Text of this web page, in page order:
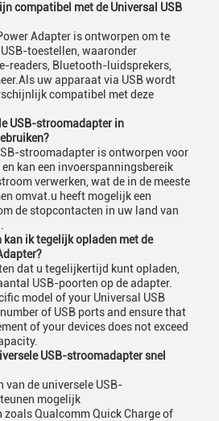
compatibel met de Universal USB
Adapter is ontworpen om te
toestellen, waaronder
readers, Bluetooth-luidsprekers,
uw apparaat via USB wordt
compatibel met deze
USB-stroomadapter in
stroomadapter is ontworpen voor
kan een invoerspanningsbereik
verwerken, wat de in de meeste
omvat.u heeft mogelijk een
de stopcontacten in uw land van
kan ik tegelijk opladen met de
dat u tegelijkertijd kunt opladen,
USB-poorten op de adapter.
model of your Universal USB
of USB ports and ensure that
of your devices does not exceed
USB-stroomadapter snel
van de universele USB-
mogelijk
Qualcomm Quick Charge of